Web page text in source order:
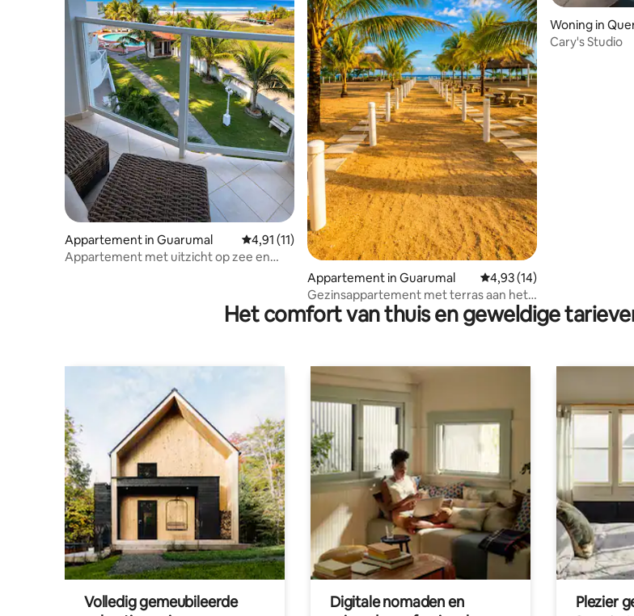
Appartement in Guarumal Gemiddelde beoordeling van 4,91 op 5, 11 recensies
4,91 (11)
Appartement met uitzicht op zee en
Appartement in Guarumal Gemiddelde beoordeling
4,93 (14)
Gezinsappartement met terras aan het
strand van Barqueta
Woning in
Cary's Studio
Het comfort van thuis en geweldige
Volledig gemeubileerde
Digitale nomaden en
Plezier